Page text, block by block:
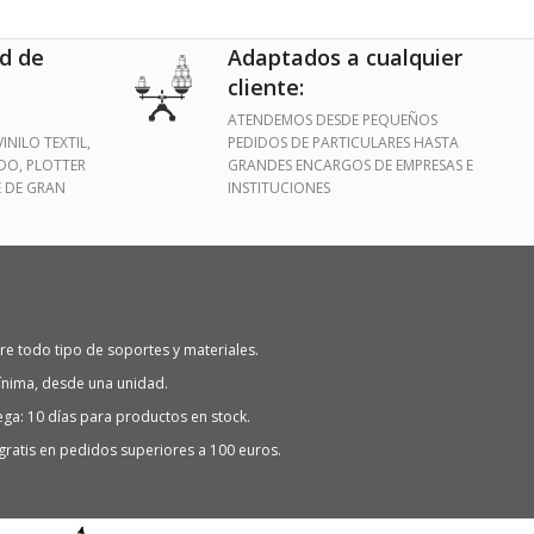
de
TEXTIL,
PLOTTER
DE GRAN
Adaptados a cualquier
cliente:
ATENDEMOS DESDE PEQUEÑOS
PEDIDOS DE PARTICULARES HASTA
GRANDES ENCARGOS DE EMPRESAS E
INSTITUCIONES
todo tipo de soportes y materiales.
desde una unidad.
10 días para productos en stock.
en pedidos superiores a 100 euros.